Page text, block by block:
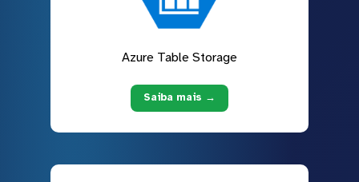
Azure Table Storage
Saiba mais →